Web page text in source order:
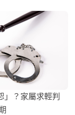
」？家屬求輕判